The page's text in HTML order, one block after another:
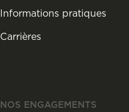
Informations pratiques
Carrières
NOS ENGAGEMENTS